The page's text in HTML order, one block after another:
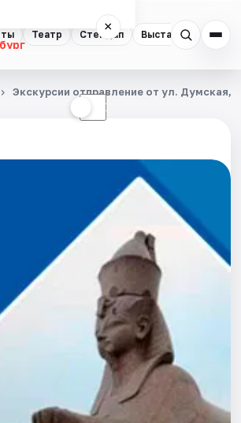
Театр Стендап Выставки
×
☾
Экскурсии отправление от ул. Думская,